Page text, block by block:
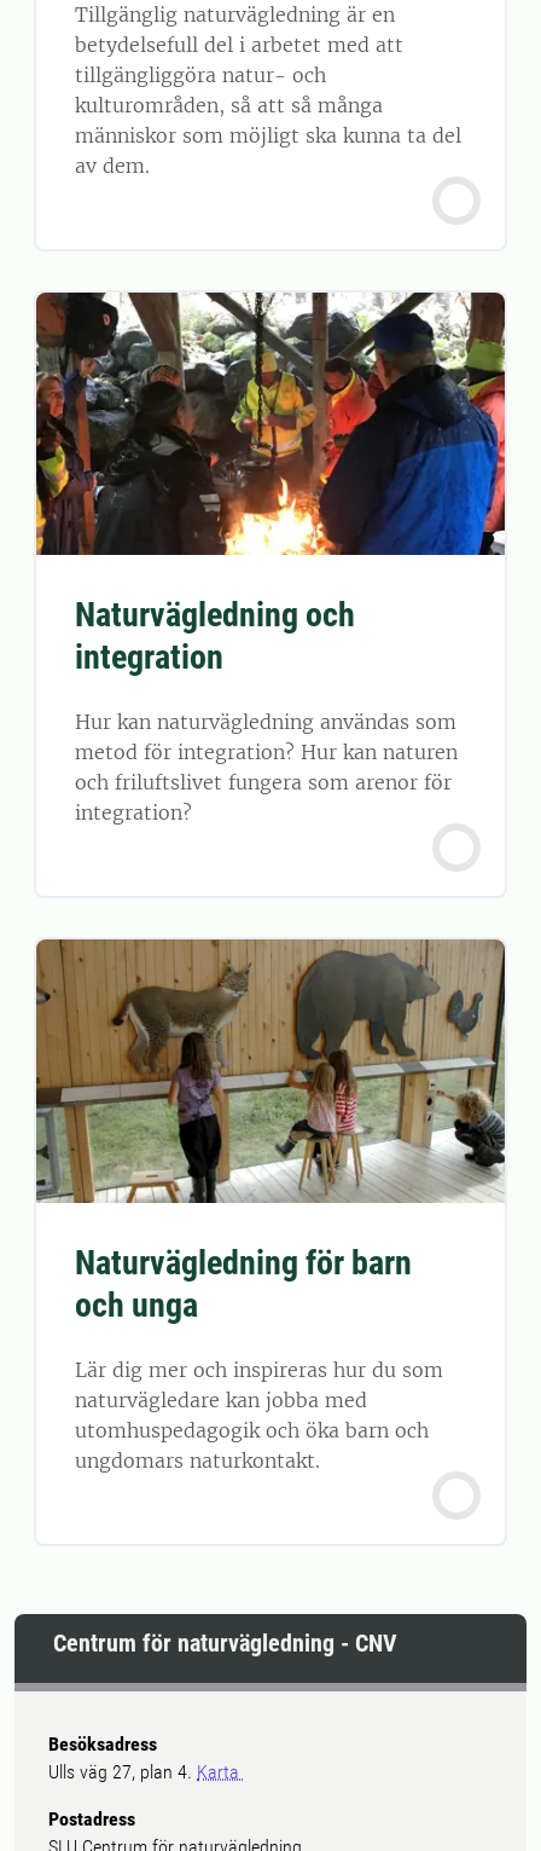
Tillgänglig naturvägledning är en
betydelsefull del i arbetet med att
tillgängliggöra natur- och
kulturområden, så att så många
människor som möjligt ska kunna ta del
av dem.
Naturvägledning och
integration
Hur kan naturvägledning användas som
metod för integration? Hur kan naturen
och friluftslivet fungera som arenor för
integration?
Naturvägledning för barn
och unga
Lär dig mer och inspireras hur du som
naturvägledare kan jobba med
utomhuspedagogik och öka barn och
ungdomars naturkontakt.
Centrum för naturvägledning - CNV
Besöksadress
Ulls väg 27, plan 4. Karta
Postadress